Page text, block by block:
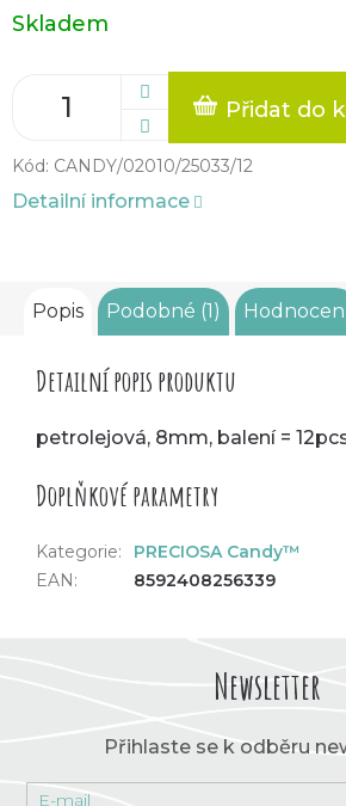
Měrná
cena:
Skladem
Přidat do
Kód: CANDY/02010/25033/12
Detailní informace
Popis Podobné (1)
Detailní popis produktu
petrolejová, 8mm, balení =
Doplňkové parametry
Kategorie:
PRECIOSA Candy™
EAN: 8592408256339
Newsletter
Přihlaste se k odběru
E-mail